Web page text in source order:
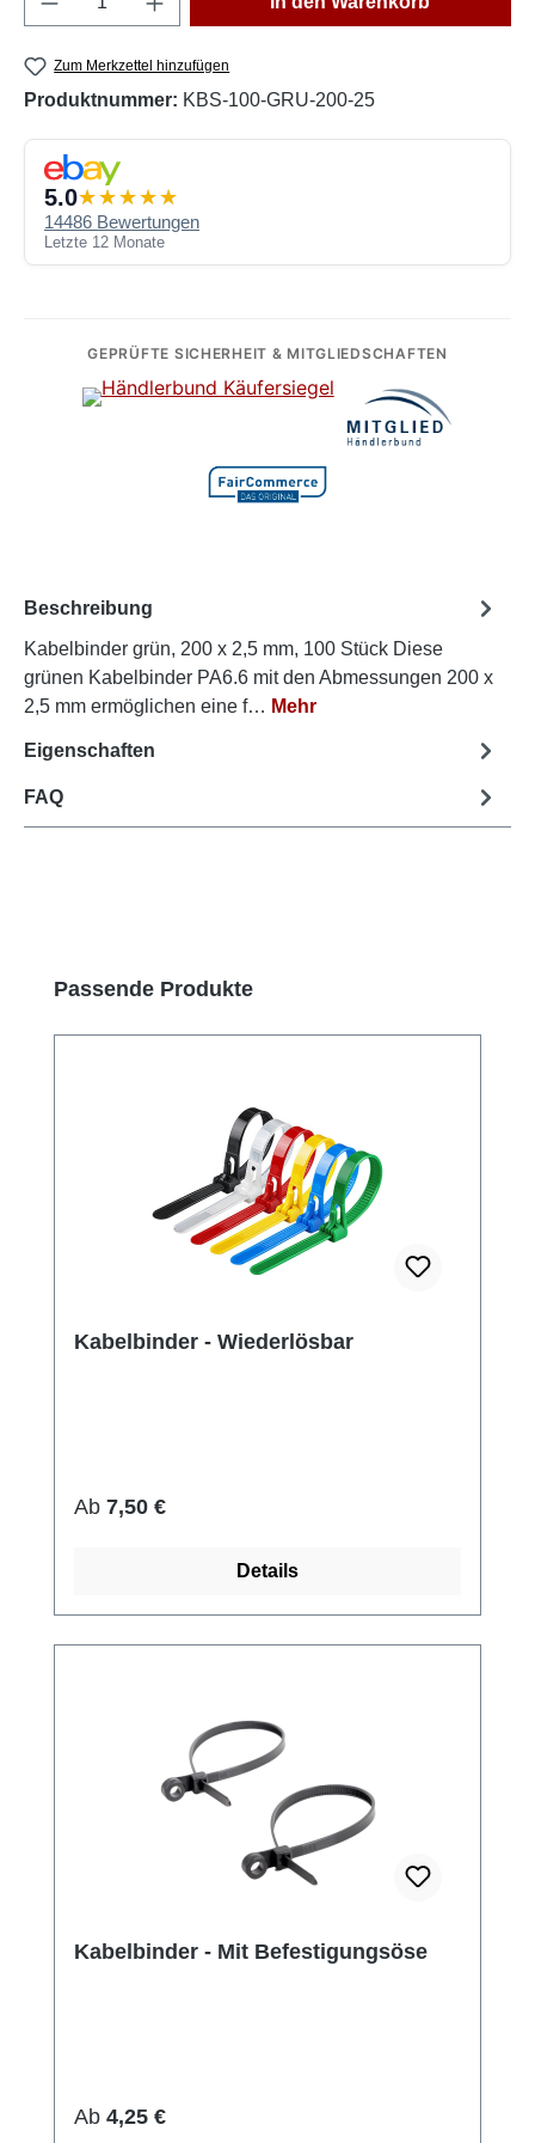
Zum Merkzettel hinzufügen
Produktnummer: KBS-100-GRU-200-25
5.0
14486 Bewertungen
Letzte 12 Monate
GEPRÜFTE SICHERHEIT & MITGLIEDSCHAFTEN
Beschreibung
Kabelbinder grün, 200 x 2,5 mm, 100 Stück Diese
grünen Kabelbinder PA6.6 mit den Abmessungen 200 x
2,5 mm ermöglichen eine f… Mehr
Eigenschaften
FAQ
Produktgalerie überspringen
Passende Produkte
Kabelbinder - Wiederlösbar
Regulärer Preis:
Ab 7,50 €
Details
Kabelbinder - Mit Befestigungsöse
Regulärer Preis:
Ab 4,25 €